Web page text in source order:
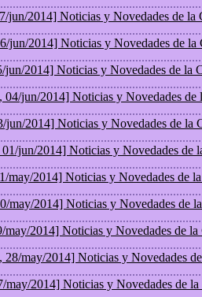
jun/2014] Noticias y Novedades de la
jun/2014] Noticias y Novedades de la
jun/2014] Noticias y Novedades de la
04/jun/2014] Noticias y Novedades de
jun/2014] Noticias y Novedades de la
jun/2014] Noticias y Novedades de
may/2014] Noticias y Novedades de
may/2014] Noticias y Novedades de
may/2014] Noticias y Novedades de la
28/may/2014] Noticias y Novedades
may/2014] Noticias y Novedades de